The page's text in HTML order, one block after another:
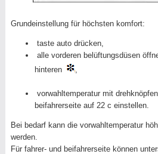
Grundeinstellung für höchsten komfort:
taste auto drücken,
alle vorderen belüftungsdüsen
hinteren
,
vorwahltemperatur mit
beifahrerseite auf 22 c einstellen.
Bei bedarf kann die vorwahltemperatur
werden.
Für fahrer- und beifahrerseite können